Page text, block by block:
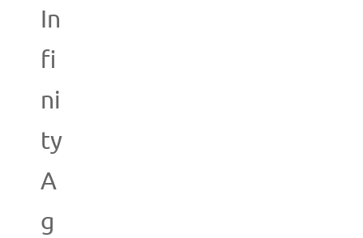
In
fi
ni
ty
A
g